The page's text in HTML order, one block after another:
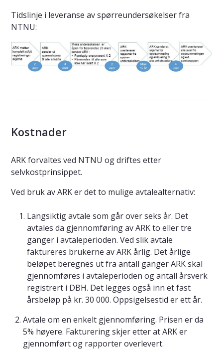
Tidslinje i leveranse av spørreundersøkelser fra
NTNU:
Kostnader
ARK forvaltes ved NTNU og driftes etter
selvkostprinsippet.
Ved bruk av ARK er det to mulige avtalealternativ:
Langsiktig avtale som går over seks år. Det
avtales da gjennomføring av ARK to eller tre
ganger i avtaleperioden. Ved slik avtale
faktureres brukerne av ARK årlig. Det årlige
beløpet beregnes ut fra antall ganger ARK skal
gjennomføres i avtaleperioden og antall årsverk
registrert i DBH. Det legges også inn et fast
årsbeløp på kr. 30 000. Oppsigelsestid er ett år.
Avtale om en enkelt gjennomføring. Prisen er da
5% høyere. Fakturering skjer etter at ARK er
gjennomført og rapporter overlevert.